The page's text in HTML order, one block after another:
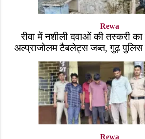
Rewa
रीवा में नशीली दवाओं की तस्करी का
अल्प्राजोलम टैबलेट्स जब्त, गुढ़ पुलिस
चेन
Rewa